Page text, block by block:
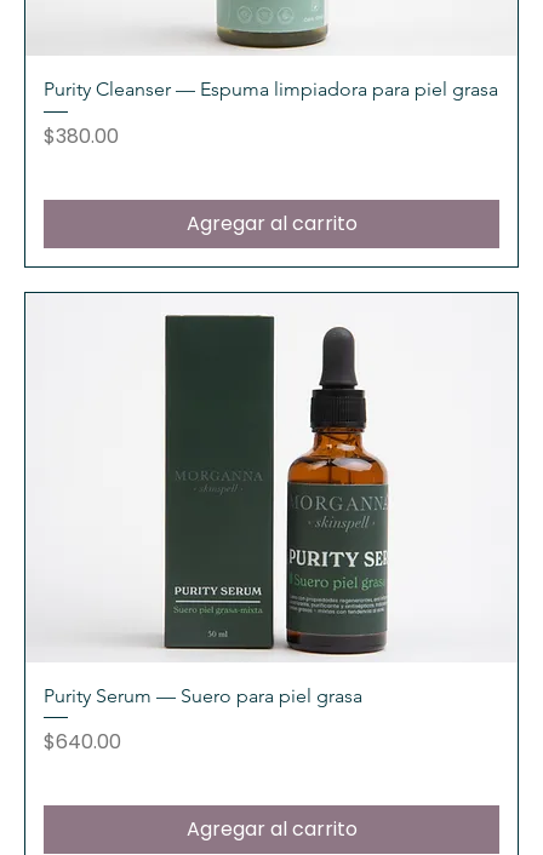
Purity Cleanser — Espuma limpiadora para piel grasa
Precio
$380.00
Agregar al carrito
Purity Serum — Suero para piel grasa
Precio
$640.00
Agregar al carrito